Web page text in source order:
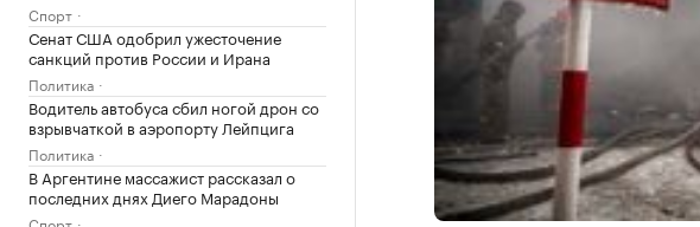
Спорт
Сенат США одобрил ужесточение
санкций против России и Ирана
Политика
Водитель автобуса сбил ногой дрон со
взрывчаткой в аэропорту Лейпцига
Политика
В Аргентине массажист рассказал о
последних днях Диего Марадоны
Спорт